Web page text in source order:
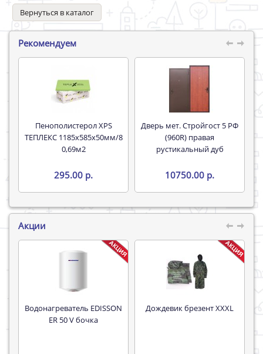
Вернуться в каталог
Рекомендуем
Пенополистерол XPS
ТЕПЛЕКС 1185х585х50мм/8
0,69м2
295.00 р.
Дверь мет. Стройгост 5 РФ
(960R) правая
рустикальный дуб
10750.00 р.
Акции
Водонагреватель EDISSON
ER 50 V бочка
Дождевик брезент XXXL